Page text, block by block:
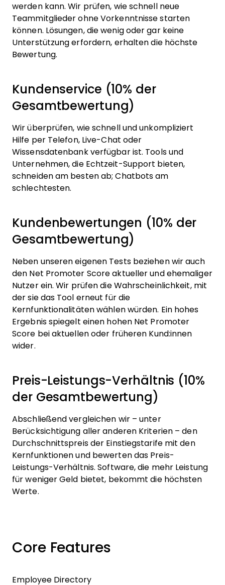
werden kann. Wir prüfen, wie schnell neue
Teammitglieder ohne Vorkenntnisse starten
können. Lösungen, die wenig oder gar keine
Unterstützung erfordern, erhalten die höchste
Bewertung.
Kundenservice (10% der
Gesamtbewertung)
Wir überprüfen, wie schnell und unkompliziert
Hilfe per Telefon, Live-Chat oder
Wissensdatenbank verfügbar ist. Tools und
Unternehmen, die Echtzeit-Support bieten,
schneiden am besten ab; Chatbots am
schlechtesten.
Kundenbewertungen (10% der
Gesamtbewertung)
Neben unseren eigenen Tests beziehen wir auch
den Net Promoter Score aktueller und ehemaliger
Nutzer ein. Wir prüfen die Wahrscheinlichkeit, mit
der sie das Tool erneut für die
Kernfunktionalitäten wählen würden. Ein hohes
Ergebnis spiegelt einen hohen Net Promoter
Score bei aktuellen oder früheren Kund:innen
wider.
Preis-Leistungs-Verhältnis (10%
der Gesamtbewertung)
Abschließend vergleichen wir – unter
Berücksichtigung aller anderen Kriterien – den
Durchschnittspreis der Einstiegstarife mit den
Kernfunktionen und bewerten das Preis-
Leistungs-Verhältnis. Software, die mehr Leistung
für weniger Geld bietet, bekommt die höchsten
Werte.
Core Features
Employee Directory